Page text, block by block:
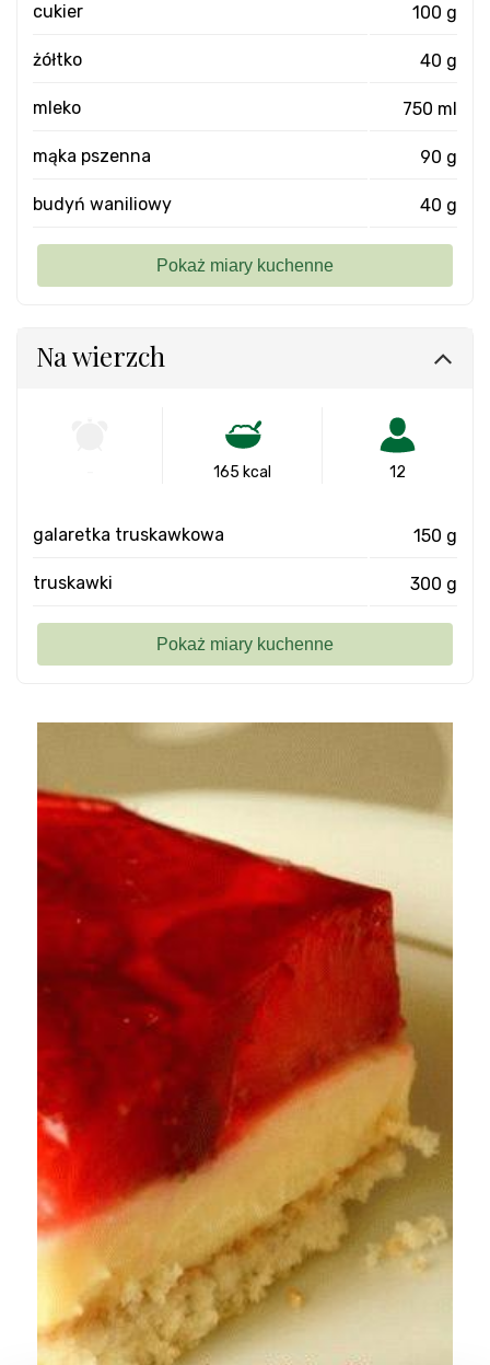
cukier 100 g
żółtko 40 g
mleko 750 ml
mąka pszenna 90 g
budyń waniliowy 40 g
Na wierzch
165 kcal 12
galaretka truskawkowa 150 g
truskawki 300 g